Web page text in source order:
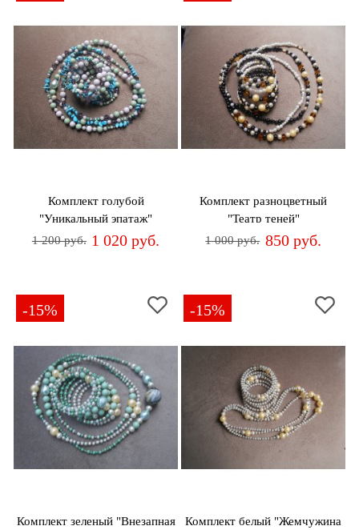
Комплект голубой
"Уникальный эпатаж"
1 200 руб. 1 020 руб.
Комплект разноцветный
"Театр теней"
1 000 руб. 850 руб.
-15%
Комплект зеленый "Внезапная
-15%
Комплект белый "Жемчужина